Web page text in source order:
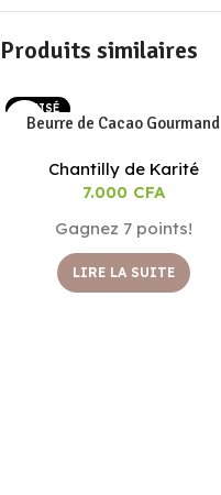
Produits similaires
EPUISÉ
Beurre de Cacao Gourmand
Chantilly de Karité
7.000 CFA
Gagnez 7 points!
LIRE LA SUITE